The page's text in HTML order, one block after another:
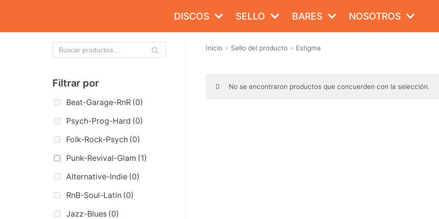
contenido
DISCOS SELLO BARES NOSOTROS
Filtrar por
Beat-Garage-RnR (0)
Psych-Prog-Hard (0)
Folk-Rock-Psych (0)
Punk-Revival-Glam (1)
Alternative-Indie (0)
RnB-Soul-Latin (0)
Jazz-Blues (0)
Inicio » Sello del producto » Estigma
No se encontraron productos que concuerden con la selección.